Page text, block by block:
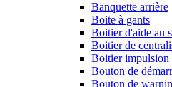
Banquette arrière
Boite à gants
Boitier d'aide au
Boitier de
Boitier impulsion
Bouton de
Bouton de